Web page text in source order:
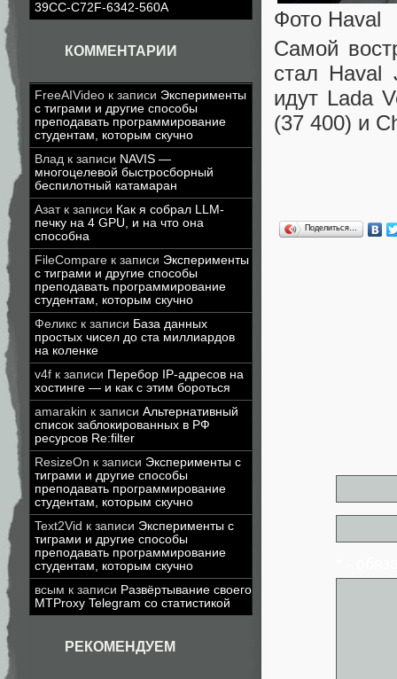
39CC-C72F-6342-560A
КОММЕНТАРИИ
FreeAIVideo к записи Эксперименты
с тиграми и другие способы
преподавать программирование
студентам, которым скучно
Влад к записи NAVIS —
многоцелевой быстросборный
беспилотный катамаран
Азатк записи Как я собрал LLM-
печку на 4 GPU, и на что она
способна
FileCompare к записи Эксперименты
с тиграми и другие способы
преподавать программирование
студентам, которым скучно
Феликс к записи База данных
простых чисел до ста миллиардов
на коленке
v4f к записи Перебор IP-адресов на
хостинге — и как с этим бороться
amarakin к записи Альтернативный
список заблокированных в РФ
ресурсов Re:filter
ResizeOn к записи Эксперименты с
тиграми и другие способы
преподавать программирование
студентам, которым скучно
Text2Vid к записи Эксперименты с
тиграми и другие способы
преподавать программирование
студентам, которым скучно
всым к записи Развёртывание своего
MTProxy Telegram со статистикой
РЕКОМЕНДУЕМ
Фото Haval
Самой
стал Haval
идут Lada
(37 400) и
Поделиться…